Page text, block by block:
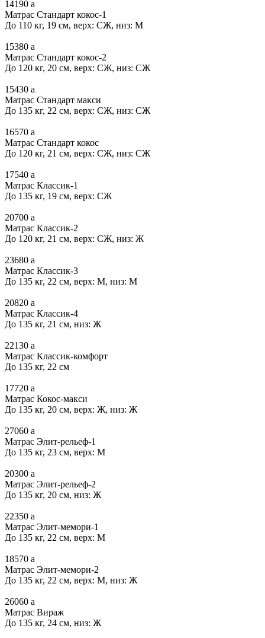
14190 a
Матрас Стандарт кокос-1
До 110 кг, 19 см, верх: СЖ, низ: М
15380 a
Матрас Стандарт кокос-2
До 120 кг, 20 см, верх: СЖ, низ: СЖ
15430 a
Матрас Стандарт макси
До 135 кг, 22 см, верх: СЖ, низ: СЖ
16570 a
Матрас Стандарт кокос
До 120 кг, 21 см, верх: СЖ, низ: СЖ
17540 a
Матрас Классик-1
До 135 кг, 19 см, верх: СЖ
20700 a
Матрас Классик-2
До 120 кг, 21 см, верх: СЖ, низ: Ж
23680 a
Матрас Классик-3
До 135 кг, 22 см, верх: М, низ: М
20820 a
Матрас Классик-4
До 135 кг, 21 см, низ: Ж
22130 a
Матрас Классик-комфорт
До 135 кг, 22 см
17720 a
Матрас Кокос-макси
До 135 кг, 20 см, верх: Ж, низ: Ж
27060 a
Матрас Элит-рельеф-1
До 135 кг, 23 см, верх: М
20300 a
Матрас Элит-рельеф-2
До 135 кг, 20 см, низ: Ж
22350 a
Матрас Элит-мемори-1
До 135 кг, 22 см, верх: М
18570 a
Матрас Элит-мемори-2
До 135 кг, 22 см, верх: М, низ: Ж
26060 a
Матрас Вираж
До 135 кг, 24 см, низ: Ж